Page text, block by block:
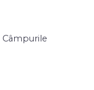
Câmpurile